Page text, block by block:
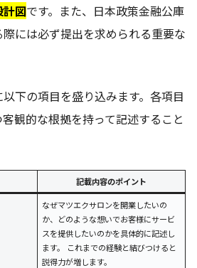
図です。また、日本政策金融公庫
には必ず提出を求められる重要な
下の項目を盛り込みます。各項目
観的な根拠を持って記述すること
記載内容のポイント
なぜマツエクサロンを開業したいの
か、どのような想いでお客様にサービ
スを提供したいのかを具体的に記述し
ます。 これまでの経験と結びつけると
説得力が増します。